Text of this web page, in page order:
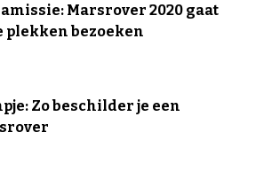
Marsrover 2020 gaat
plekken bezoeken
Zo beschilder je een